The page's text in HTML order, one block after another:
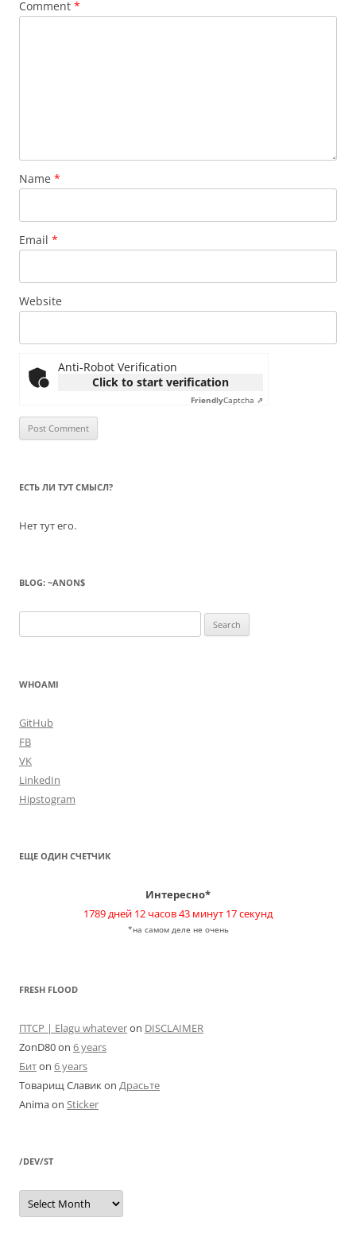
Comment *
Name *
Email *
Website
Anti-Robot Verification
Click to start verification
FriendlyCaptcha ⇗
ЕСТЬ ЛИ ТУТ СМЫСЛ?
Нет тут его.
BLOG: ~ANON$
for:
WHOAMI
GitHub
FB
VK
LinkedIn
Hipstogram
ЕЩЕ ОДИН СЧЕТЧИК
Интересно*
1789 дней 12 часов 43 минут 17 секунд
*на самом деле не очень
FRESH FLOOD
ПТСР | Elagu whateveron DISCLAIMER
ZonD80on 6 years
Битon 6 years
Товарищ Славикon Драсьте
Animaon Sticker
/DEV/ST
/dev/st